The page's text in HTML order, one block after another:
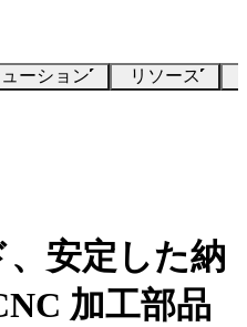
ーション リソース
安定した納
加工部品